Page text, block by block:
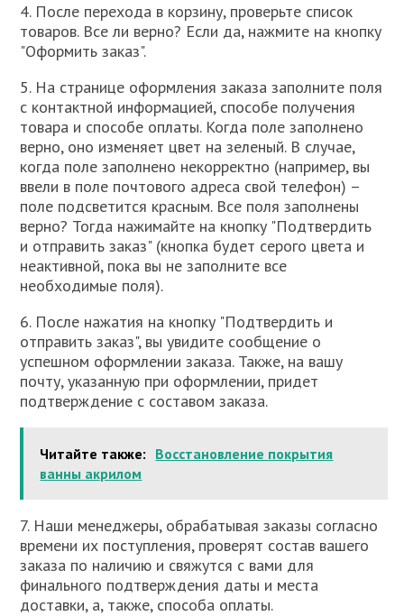
4. После перехода в корзину, проверьте список
товаров. Все ли верно? Если да, нажмите на кнопку
"Оформить заказ".
5. На странице оформления заказа заполните поля
с контактной информацией, способе получения
товара и способе оплаты. Когда поле заполнено
верно, оно изменяет цвет на зеленый. В случае,
когда поле заполнено некорректно (например, вы
ввели в поле почтового адреса свой телефон) –
поле подсветится красным. Все поля заполнены
верно? Тогда нажимайте на кнопку "Подтвердить
и отправить заказ" (кнопка будет серого цвета и
неактивной, пока вы не заполните все
необходимые поля).
6. После нажатия на кнопку "Подтвердить и
отправить заказ", вы увидите сообщение о
успешном оформлении заказа. Также, на вашу
почту, указанную при оформлении, придет
подтверждение с составом заказа.
Читайте также: Восстановление покрытия
ванны акрилом
7. Наши менеджеры, обрабатывая заказы согласно
времени их поступления, проверят состав вашего
заказа по наличию и свяжутся с вами для
финального подтверждения даты и места
доставки, а, также, способа оплаты.